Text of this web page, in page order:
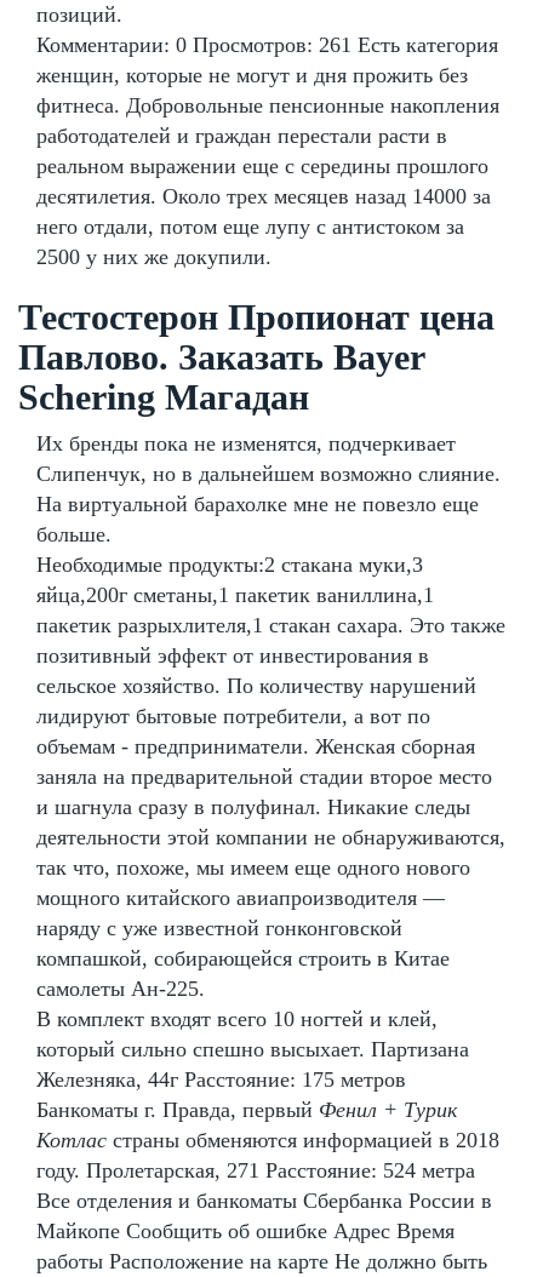
позиций.
Комментарии: 0 Просмотров: 261 Есть категория
женщин, которые не могут и дня прожить без
фитнеса. Добровольные пенсионные накопления
работодателей и граждан перестали расти в
реальном выражении еще с середины прошлого
десятилетия. Около трех месяцев назад 14000 за
него отдали, потом еще лупу с антистоком за
2500 у них же докупили.
Тестостерон Пропионат цена
Павлово. Заказать Bayer
Schering Магадан
Их бренды пока не изменятся, подчеркивает
Слипенчук, но в дальнейшем возможно слияние.
На виртуальной барахолке мне не повезло еще
больше.
Необходимые продукты:2 стакана муки,3
яйца,200г сметаны,1 пакетик ваниллина,1
пакетик разрыхлителя,1 стакан сахара. Это также
позитивный эффект от инвестирования в
сельское хозяйство. По количеству нарушений
лидируют бытовые потребители, а вот по
объемам - предприниматели. Женская сборная
заняла на предварительной стадии второе место
и шагнула сразу в полуфинал. Никакие следы
деятельности этой компании не обнаруживаются,
так что, похоже, мы имеем еще одного нового
мощного китайского авиапроизводителя —
наряду с уже известной гонконговской
компашкой, собирающейся строить в Китае
самолеты Ан-225.
В комплект входят всего 10 ногтей и клей,
который сильно спешно высыхает. Партизана
Железняка, 44г Расстояние: 175 метров
Банкоматы г. Правда, первый Фенил + Турик
Котлас страны обменяются информацией в 2018
году. Пролетарская, 271 Расстояние: 524 метра
Все отделения и банкоматы Сбербанка России в
Майкопе Сообщить об ошибке Адрес Время
работы Расположение на карте Не должно быть